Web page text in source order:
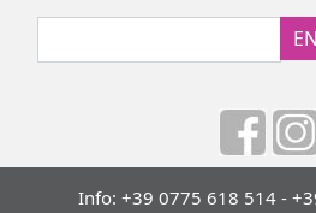
Info: +39 0775 618 514 -